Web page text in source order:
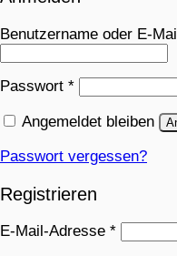
Benutzername oder E-
Passwort *
Angemeldet bleiben
Passwort vergessen?
Registrieren
E-Mail-Adresse *